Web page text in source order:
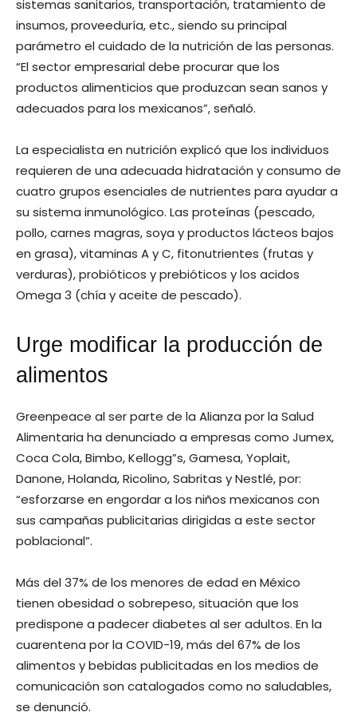
sistemas sanitarios, transportación, tratamiento de
insumos, proveeduría, etc., siendo su principal
parámetro el cuidado de la nutrición de las personas.
“El sector empresarial debe procurar que los
productos alimenticios que produzcan sean sanos y
adecuados para los mexicanos”, señaló.
La especialista en nutrición explicó que los individuos
requieren de una adecuada hidratación y consumo de
cuatro grupos esenciales de nutrientes para ayudar a
su sistema inmunológico. Las proteínas (pescado,
pollo, carnes magras, soya y productos lácteos bajos
en grasa), vitaminas A y C, fitonutrientes (frutas y
verduras), probióticos y prebióticos y los acidos
Omega 3 (chía y aceite de pescado).
Urge modificar la producción de
alimentos
Greenpeace al ser parte de la Alianza por la Salud
Alimentaria ha denunciado a empresas como Jumex,
Coca Cola, Bimbo, Kellogg”s, Gamesa, Yoplait,
Danone, Holanda, Ricolino, Sabritas y Nestlé, por:
“esforzarse en engordar a los niños mexicanos con
sus campañas publicitarias dirigidas a este sector
poblacional”.
Más del 37% de los menores de edad en México
tienen obesidad o sobrepeso, situación que los
predispone a padecer diabetes al ser adultos. En la
cuarentena por la COVID-19, más del 67% de los
alimentos y bebidas publicitadas en los medios de
comunicación son catalogados como no saludables,
se denunció.